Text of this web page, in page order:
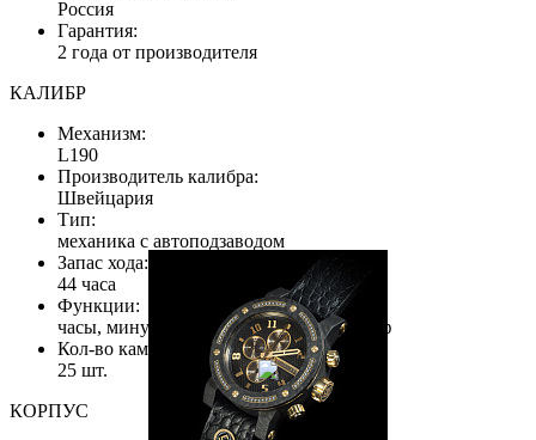
Россия
Гарантия:
2 года от производителя
КАЛИБР
Механизм:
L190
Производитель калибра:
Швейцария
Тип:
механика с автоподзаводом
Запас хода:
44 часа
Функции:
часы, минуты, секунды, дата, хронограф
Кол-во камней:
25 шт.
КОРПУС